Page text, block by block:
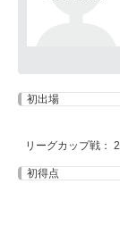
初出場
リーグカップ戦：
初得点